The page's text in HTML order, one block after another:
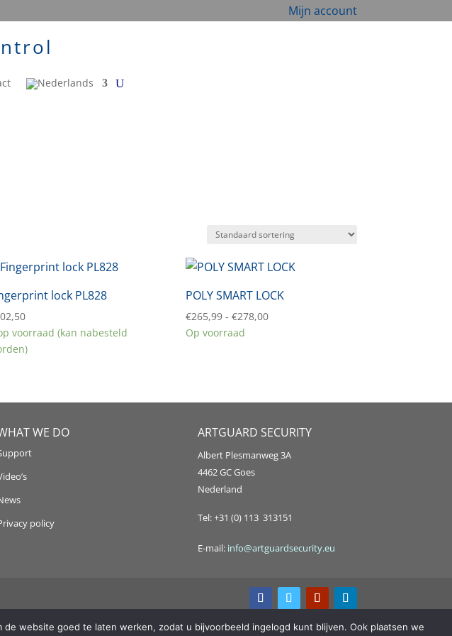
Mijn account
lock PL828
voorraad (kan nabesteld
POLY SMART LOCK
€265,99 - €278,00Prijsklasse:
Op voorraad
WE DO
policy
ARTGUARD SECURITY
Albert Plesmanweg 3A
4462 GC Goes
Nederland
Tel: +31 (0) 113 313151
E-mail: info@artguardsecurity.eu
website goed te laten werken, zodat u bijvoorbeeld ingelogd kunt blijven. Ook plaatsen we